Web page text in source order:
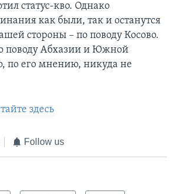
статус-кво. Однако
как были, так и останутся
стороны – по поводу Косово.
поводу Абхазии и Южной
по его мнению, никуда не
здесь
Follow us